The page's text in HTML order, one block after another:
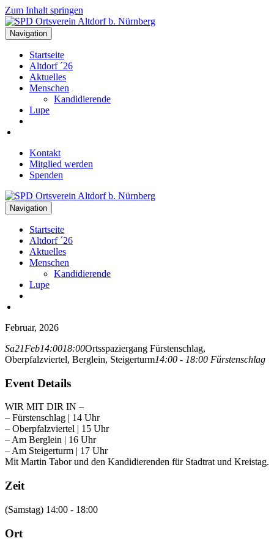
Zum Inhalt springen
Navigation
Startseite
Altdorf ´26
Aktuelles
Menschen
Kandidierende
Lupe
Kontakt
Mitglied werden
Spenden
Navigation
Startseite
Altdorf ´26
Aktuelles
Menschen
Kandidierende
Lupe
Februar, 2026
Sa21Feb14:0018:00Ortsspaziergang Fürstenschlag,
Oberpfalzviertel, Berglein, Steigerturm14:00 - 18:00 Fürstenschlag
Event Details
WIR MIT DIR IN –
– Fürstenschlag | 14 Uhr
– Oberpfalzviertel | 15 Uhr
– Am Berglein | 16 Uhr
– Am Steigerturm | 17 Uhr
Mit Martin Tabor und den Kandidierenden für Stadtrat und Kreistag.
Zeit
(Samstag) 14:00 - 18:00
Ort